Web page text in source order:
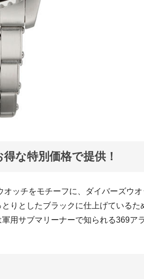
な特別価格で提供！
ッチをモチーフに、ダイバーズウオ
りとしたブラックに仕上げているた
用サブマリーナーで知られる369ア